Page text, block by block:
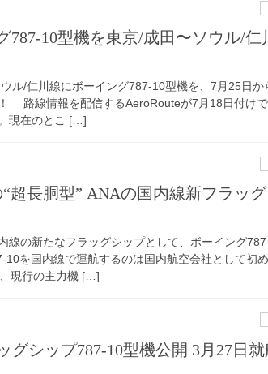
787-10型機を東京/成田〜ソウル/仁
ル/仁川線にボーイング787-10型機を、7月25日か
路線情報を配信するAeroRouteが7月18日付け
現在のとこ […]
超長胴型” ANAの国内線新フラッ
線の新たなフラッグシップとして、ボーイング
10を国内線で運航するのは国内航空会社として初
現行の主力機 […]
グシップ787-10型機公開 3月27日就